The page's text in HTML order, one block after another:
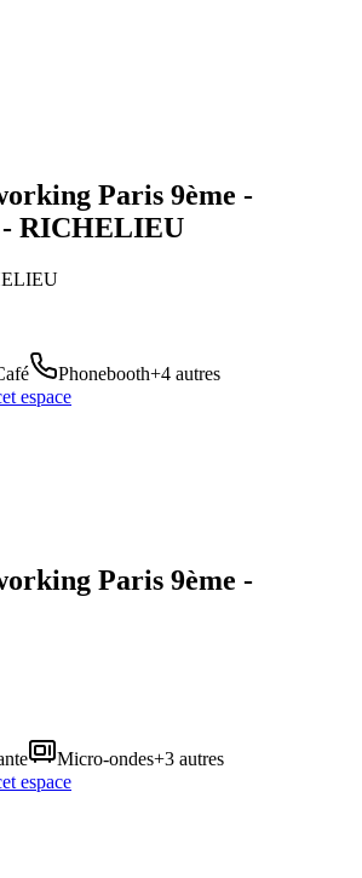
Paris 9ème -
RICHELIEU
Phonebooth+4 autres
espace
Paris 9ème -
Micro-ondes+3 autres
espace